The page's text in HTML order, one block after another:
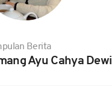
Berita
Ayu Cahya Dewi